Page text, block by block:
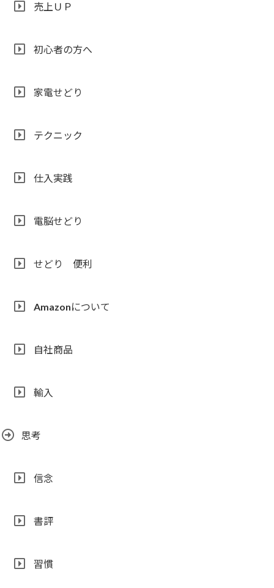
売上ＵＰ
初心者の方へ
家電せどり
テクニック
仕入実践
電脳せどり
せどり 便利
Amazonについて
自社商品
輸入
思考
信念
書評
習慣